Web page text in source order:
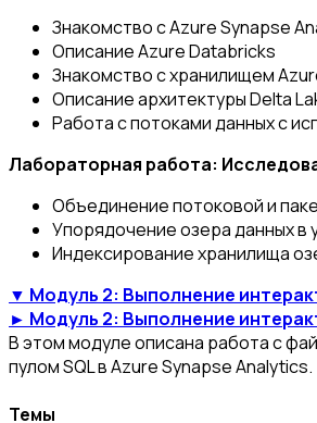
Знакомство с Azure Synapse
Описание Azure Databricks
Знакомство с хранилищем
Описание архитектуры Delta
Работа с потоками данных с
Лабораторная работа:
Объединение потоковой и
Упорядочение озера данных в
Индексирование хранилища
▼ Модуль 2: Выполнение
► Модуль 2: Выполнение
В этом модуле описана работа с
пулом SQL в Azure Synapse Analytics.
Темы